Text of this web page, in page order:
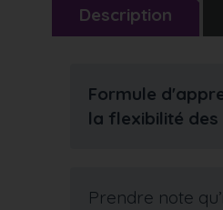
Description
Formule
la flexibilité
Prendre note